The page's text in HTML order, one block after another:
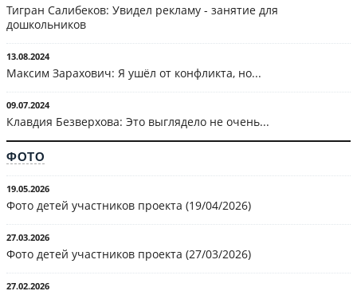
Тигран Салибеков: Увидел рекламу - занятие для
дошкольников
13.08.2024
Максим Зарахович: Я ушёл от конфликта, но...
09.07.2024
Клавдия Безверхова: Это выглядело не очень...
ФОТО
19.05.2026
Фото детей участников проекта (19/04/2026)
27.03.2026
Фото детей участников проекта (27/03/2026)
27.02.2026